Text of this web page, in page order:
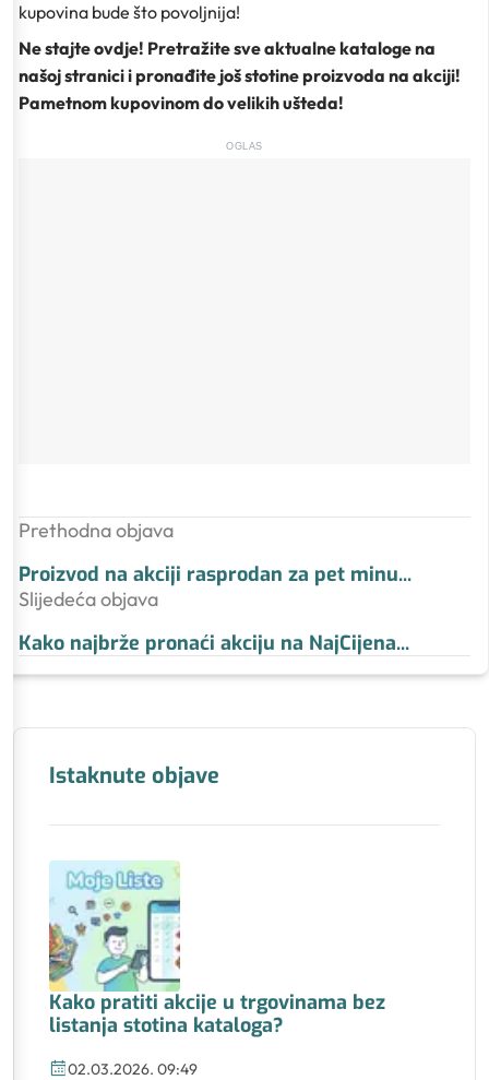
kupovina bude što povoljnija!
Ne stajte ovdje! Pretražite sve aktualne kataloge na
našoj stranici i pronađite još stotine proizvoda na akciji!
Pametnom kupovinom do velikih ušteda!
OGLAS
Prethodna objava
Proizvod na akciji rasprodan za pet minu...
Slijedeća objava
Kako najbrže pronaći akciju na NajCijena...
Istaknute objave
Kako pratiti akcije u trgovinama bez
listanja stotina kataloga?
02.03.2026. 09:49